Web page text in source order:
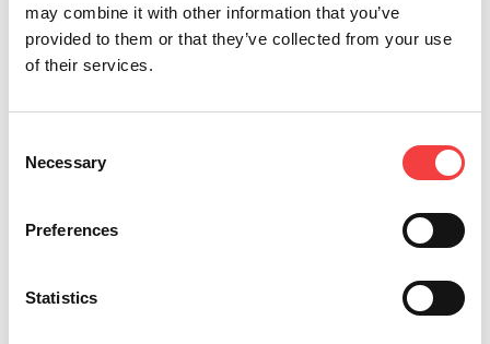
may combine it with other information that you’ve
provided to them or that they’ve collected from your use
of their services.
Selection
Necessary
Preferences
Statistics
2026 |